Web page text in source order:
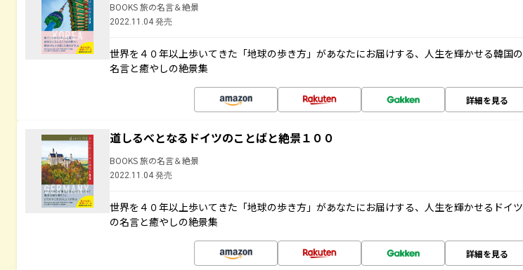
BOOKS 旅の名言＆絶景
2022.11.04 発売
世界を４０年以上歩いてきた「地球の歩き方」があなたにお届けする、人生を輝かせる韓国の
名言と癒やしの絶景集
詳細を見る
道しるべとなるドイツのことばと絶景１００
BOOKS 旅の名言＆絶景
2022.11.04 発売
世界を４０年以上歩いてきた「地球の歩き方」があなたにお届けする、人生を輝かせるドイツ
の名言と癒やしの絶景集
詳細を見る